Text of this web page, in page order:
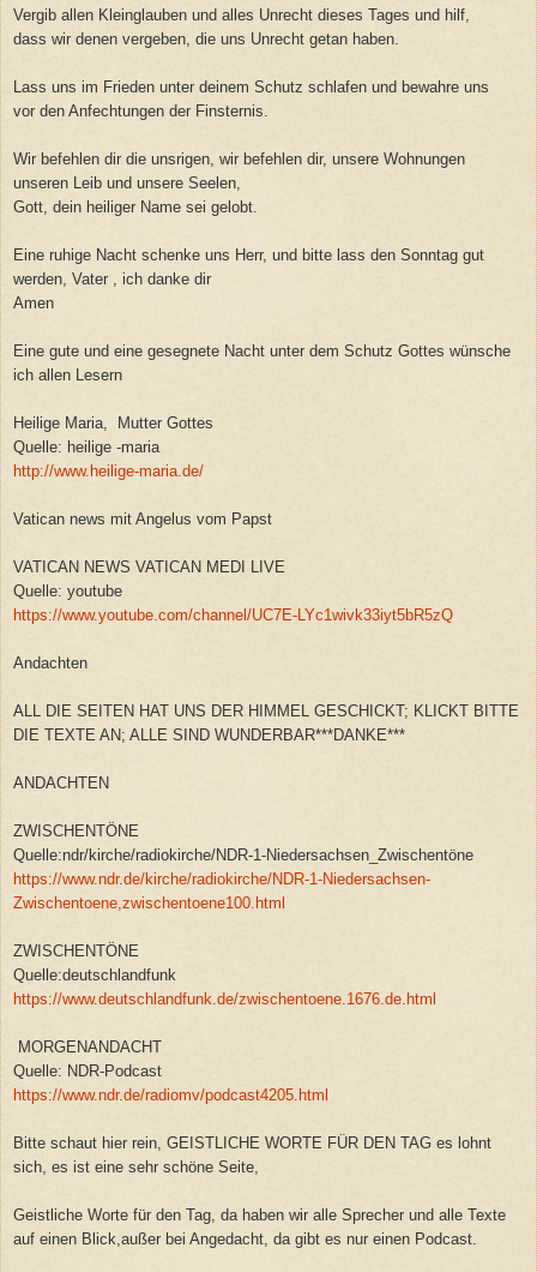
Vergib allen Kleinglauben und alles Unrecht dieses Tages und hilf,
dass wir denen vergeben, die uns Unrecht getan haben.
Lass uns im Frieden unter deinem Schutz schlafen und bewahre uns
vor den Anfechtungen der Finsternis.
Wir befehlen dir die unsrigen, wir befehlen dir, unsere Wohnungen
unseren Leib und unsere Seelen,
Gott, dein heiliger Name sei gelobt.
Eine ruhige Nacht schenke uns Herr, und bitte lass den Sonntag gut
werden, Vater , ich danke dir
Amen
Eine gute und eine gesegnete Nacht unter dem Schutz Gottes wünsche
ich allen Lesern
Heilige Maria, Mutter Gottes
Quelle: heilige -maria
http://www.heilige-maria.de/
Vatican news mit Angelus vom Papst
VATICAN NEWS VATICAN MEDI LIVE
Quelle: youtube
https://www.youtube.com/channel/UC7E-LYc1wivk33iyt5bR5zQ
Andachten
ALL DIE SEITEN HAT UNS DER HIMMEL GESCHICKT; KLICKT BITTE
DIE TEXTE AN; ALLE SIND WUNDERBAR***DANKE***
ANDACHTEN
ZWISCHENTÖNE
Quelle:ndr/kirche/radiokirche/NDR-1-Niedersachsen_Zwischentöne
https://www.ndr.de/kirche/radiokirche/NDR-1-Niedersachsen-
Zwischentoene,zwischentoene100.html
ZWISCHENTÖNE
Quelle:deutschlandfunk
https://www.deutschlandfunk.de/zwischentoene.1676.de.html
MORGENANDACHT
Quelle: NDR-Podcast
https://www.ndr.de/radiomv/podcast4205.html
Bitte schaut hier rein, GEISTLICHE WORTE FÜR DEN TAG es lohnt
sich, es ist eine sehr schöne Seite,
Geistliche Worte für den Tag, da haben wir alle Sprecher und alle Texte
auf einen Blick,außer bei Angedacht, da gibt es nur einen Podcast.